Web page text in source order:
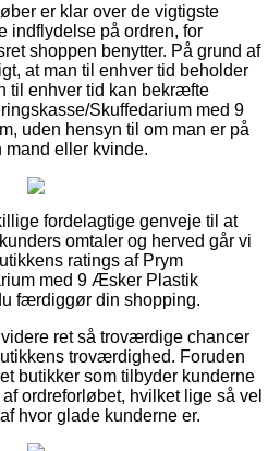
er klar over de vigtigste
indflydelse på ordren, for
shoppen benytter. På grund af
at man til enhver tid beholder
til enhver tid kan bekræfte
Skuffedarium med 9
uden hensyn til om man er på
mand eller kvinde.
fordelagtige genveje til at
omtaler og herved går vi
ratings af Prym
med 9 Æsker Plastik
færdiggør din shopping.
ret så troværdige chancer
troværdighed. Foruden
butikker som tilbyder kunderne
ordreforløbet, hvilket lige så vel
hvor glade kunderne er.